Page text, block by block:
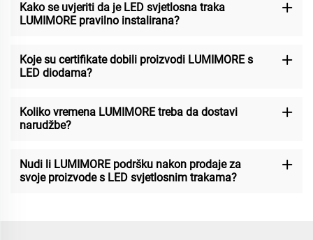
Kako se uvjeriti da je LED svjetlosna traka
LUMIMORE pravilno instalirana?
Koje su certifikate dobili proizvodi LUMIMORE s
LED diodama?
Koliko vremena LUMIMORE treba da dostavi
narudžbe?
Nudi li LUMIMORE podršku nakon prodaje za
svoje proizvode s LED svjetlosnim trakama?